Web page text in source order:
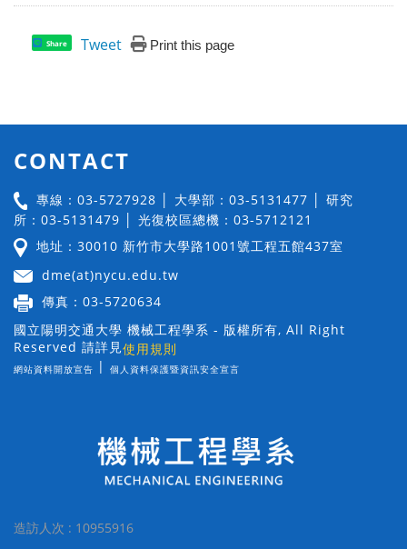
Share Tweet Print this page
CONTACT
專線：03-5727928 │ 大學部：03-5131477 │ 研究
所：03-5131479 │ 光復校區總機：03-5712121
地址：30010 新竹市大學路1001號工程五館437室
dme(at)nycu.edu.tw
傳真：03-5720634
國立陽明交通大學 機械工程學系 - 版權所有, All Right
Reserved 請詳見使用規則
網站資料開放宣告 | 個人資料保護暨資訊安全宣言
造訪人次 : 10955916